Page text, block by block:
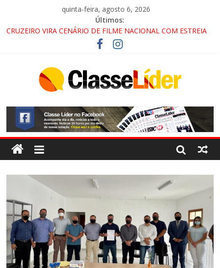
quinta-feira, agosto 6, 2026
Últimos:
CRUZEIRO VIRA CENÁRIO DE FILME NACIONAL COM ESTREIA
PROMOTOR DO GAECO
ACESSO À APARECIDA NA DUTRA SERÁ BLOQUEADO NO FIM
ALTERNATIVAS
LORENA, PINDAMONHANGABA E QUELUZ NA RETA FINAL
PELA FÁBRICA DA COCA-COLA!